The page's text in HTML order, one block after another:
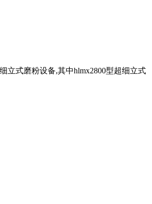
立式磨粉设备,其中hlmx2800型超细立式